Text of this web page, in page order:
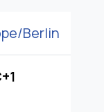
Berlin